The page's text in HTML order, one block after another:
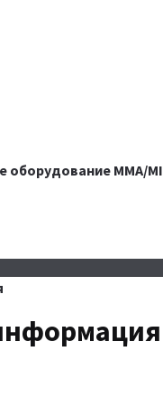
оборудование MMA/